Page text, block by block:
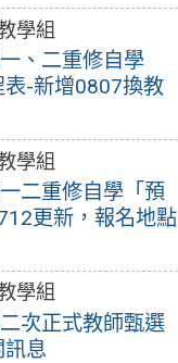
學組
、二重修自學
表-新增0807換教
學組
二重修自學「預
更新，報名地點
學組
次正式教師甄選
訊息